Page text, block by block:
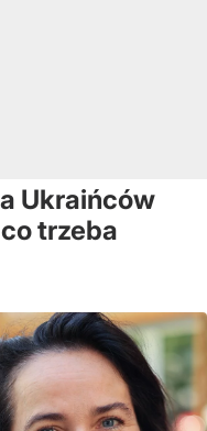
Ukraińców
trzeba